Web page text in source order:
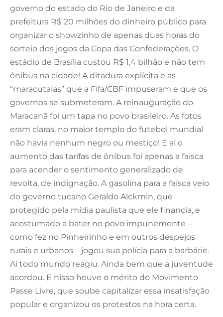
governo do estado do Rio de Janeiro e da
prefeitura R$ 20 milhões do dinheiro público para
organizar o showzinho de apenas duas horas do
sorteio dos jogos da Copa das Confederações. O
estádio de Brasília custou R$ 1,4 bilhão e não tem
ônibus na cidade! A ditadura explícita e as
“maracutaias” que a Fifa/CBF impuseram e que os
governos se submeteram. A reinauguração do
Maracanã foi um tapa no povo brasileiro. As fotos
eram claras, no maior templo do futebol mundial
não havia nenhum negro ou mestiço! E aí o
aumento das tarifas de ônibus foi apenas a faísca
para acender o sentimento generalizado de
revolta, de indignação. A gasolina para a faísca veio
do governo tucano Geraldo Alckmin, que
protegido pela mídia paulista que ele financia, e
acostumado a bater no povo impunemente –
como fez no Pinheirinho e em outros despejos
rurais e urbanos – jogou sua polícia para a barbárie.
Aí todo mundo reagiu. Ainda bem que a juventude
acordou. E nisso houve o mérito do Movimento
Passe Livre, que soube capitalizar essa insatisfação
popular e organizou os protestos na hora certa.